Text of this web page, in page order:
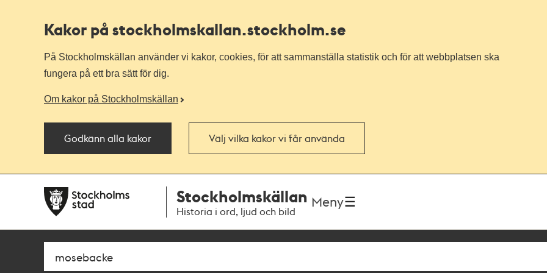
Kakor på stockholmskallan.stockholm.se
På Stockholmskällan använder vi kakor, cookies, för att sammanställa statistik och för att webbplatsen ska
fungera på ett bra sätt för dig.
Om kakor på Stockholmskällan
Godkänn alla kakor Välj vilka kakor vi får använda
navigationen
huvudinnehållet
Stockholmskällan
Historia i ord, ljud och bild
Meny
Sök